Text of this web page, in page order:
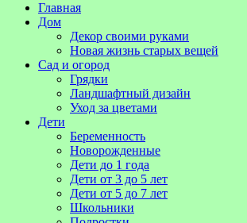
Главная
Дом
Декор своими руками
Новая жизнь старых вещей
Сад и огород
Грядки
Ландшафтный дизайн
Уход за цветами
Дети
Беременность
Новорожденные
Дети до 1 года
Дети от 3 до 5 лет
Дети от 5 до 7 лет
Школьники